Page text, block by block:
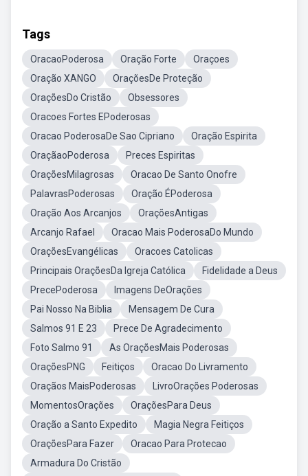
Tags
OracaoPoderosa Oração Forte
Oraçoes
Oração XANGO
OraçõesDe Proteção
OraçõesDo Cristão
Obsessores
Oracoes Fortes EPoderosas
Oracao PoderosaDe Sao Cipriano
Oração Espirita
OraçãaoPoderosa
Preces Espiritas
OraçõesMilagrosas
Oracao De Santo Onofre
PalavrasPoderosas
Oração ÉPoderosa
Oração Aos Arcanjos
OraçõesAntigas
Arcanjo Rafael
Oracao Mais PoderosaDo Mundo
OraçõesEvangélicas
Oracoes Catolicas
Principais OraçõesDa Igreja Católica
Fidelidade a Deus
PrecePoderosa
Imagens DeOrações
Pai Nosso Na Biblia
Mensagem De Cura
Salmos 91 E 23
Prece De Agradecimento
Foto Salmo 91
As OraçõesMais Poderosas
OraçõesPNG
Feitiços
Oracao Do Livramento
Oraçãos MaisPoderosas
LivroOrações Poderosas
MomentosOrações
OraçõesPara Deus
Oração a Santo Expedito
Magia Negra Feitiços
OraçõesPara Fazer
Oracao Para Protecao
Armadura Do Cristão